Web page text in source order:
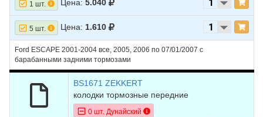
1 шт. Цена: 5.040
5 шт. Цена: 1.610
Ford ESCAPE 2001-2004 все, 2005, 2006 по 07/01/2007 с
барабанными задними тормозами
BS1671 ZEKKERT
колодки тормозные передние
0 шт. Дунайский